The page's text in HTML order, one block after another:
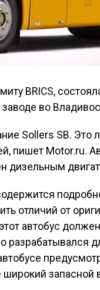
BRICS,
во
Sollers SB. Это
пишет Motor.ru.
дизельным
отличий от
автобус
широкий запасной